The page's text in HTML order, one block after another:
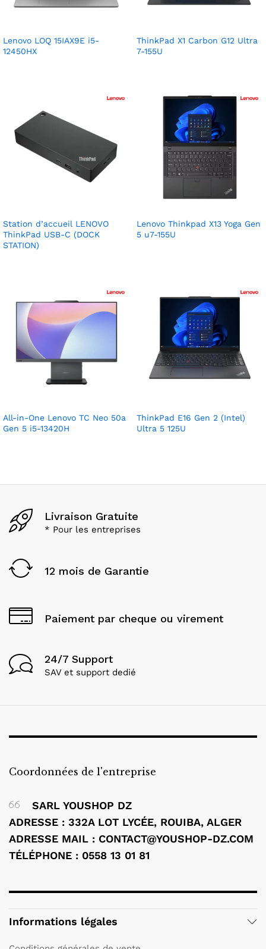
Lenovo LOQ 15IAX9E i5-
12450HX
ThinkPad X1 Carbon G12 Ultra
7-155U
Station d’accueil LENOVO
ThinkPad USB-C (DOCK
STATION)
Lenovo Thinkpad X13 Yoga Gen
5 u7-155U
All-in-One Lenovo TC Neo 50a
Gen 5 i5-13420H
ThinkPad E16 Gen 2 (Intel)
Ultra 5 125U
Livraison Gratuite
* Pour les entreprises
12 mois de Garantie
Paiement par cheque ou virement
24/7 Support
SAV et support dedié
Coordonnées de l'entreprise
SARL YOUSHOP DZ
ADRESSE : 332A LOT LYCÉE, ROUIBA, ALGER
ADRESSE MAIL : CONTACT@YOUSHOP-DZ.COM
TÉLÉPHONE : 0558 13 01 81
Informations légales